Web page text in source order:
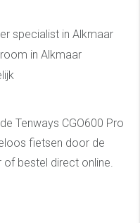
specialist in Alkmaar
in Alkmaar
Tenways CGO600 Pro
fietsen door de
bestel direct online.